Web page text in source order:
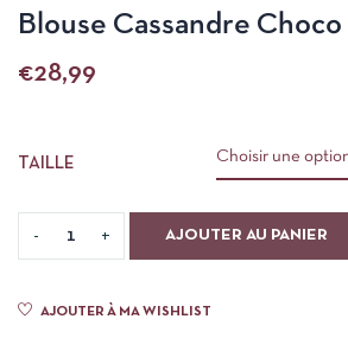
Blouse Cassandre Choco
€28,99
TAILLE
AJOUTER AU PANIER
AJOUTER À MA WISHLIST